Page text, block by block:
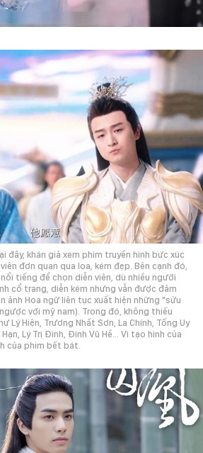
đây, khán giả xem phim truyền hình bức xúc
đơn quan qua loa, kém đẹp. Bên cạnh đó,
tiếng để chọn diễn viên, dù nhiều người
cổ trang, diễn kém nhưng vẫn được đảm
ảnh Hoa ngữ liên tục xuất hiện những "sửu
với mỹ nam). Trong đó, không thiếu
Lý Hiện, Trương Nhất Sơn, La Chính, Tống Uy
Lý Trị Đình, Đinh Vũ Hề... Vì tạo hình của
của phim bết bát.